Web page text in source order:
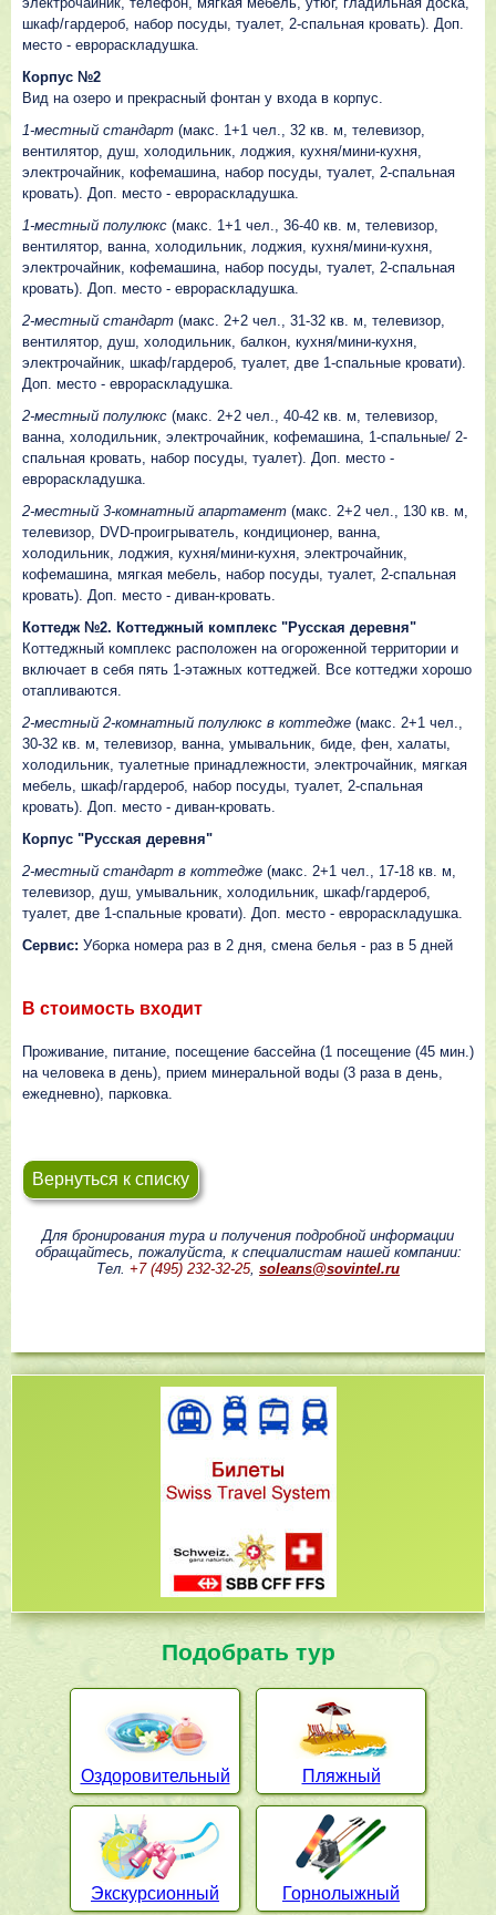
шкаф/гардероб, набор посуды, туалет, 2-спальная кровать). Доп.
место - еврораскладушка.
Корпус №2
Вид на озеро и прекрасный фонтан у входа в корпус.
1-местный стандарт (макс. 1+1 чел., 32 кв. м, телевизор,
вентилятор, душ, холодильник, лоджия, кухня/мини-кухня,
электрочайник, кофемашина, набор посуды, туалет, 2-спальная
кровать). Доп. место - еврораскладушка.
1-местный полулюкс (макс. 1+1 чел., 36-40 кв. м, телевизор,
вентилятор, ванна, холодильник, лоджия, кухня/мини-кухня,
электрочайник, кофемашина, набор посуды, туалет, 2-спальная
кровать). Доп. место - еврораскладушка.
2-местный стандарт (макс. 2+2 чел., 31-32 кв. м, телевизор,
вентилятор, душ, холодильник, балкон, кухня/мини-кухня,
электрочайник, шкаф/гардероб, туалет, две 1-спальные кровати).
Доп. место - еврораскладушка.
2-местный полулюкс (макс. 2+2 чел., 40-42 кв. м, телевизор,
ванна, холодильник, электрочайник, кофемашина, 1-спальные/ 2-
спальная кровать, набор посуды, туалет). Доп. место -
еврораскладушка.
2-местный 3-комнатный апартамент (макс. 2+2 чел., 130 кв. м,
телевизор, DVD-проигрыватель, кондиционер, ванна,
холодильник, лоджия, кухня/мини-кухня, электрочайник,
кофемашина, мягкая мебель, набор посуды, туалет, 2-спальная
кровать). Доп. место - диван-кровать.
Коттедж №2. Коттеджный комплекс "Русская деревня"
Коттеджный комплекс расположен на огороженной территории и
включает в себя пять 1-этажных коттеджей. Все коттеджи хорошо
отапливаются.
2-местный 2-комнатный полулюкс в коттедже (макс. 2+1 чел.,
30-32 кв. м, телевизор, ванна, умывальник, биде, фен, халаты,
холодильник, туалетные принадлежности, электрочайник, мягкая
мебель, шкаф/гардероб, набор посуды, туалет, 2-спальная
кровать). Доп. место - диван-кровать.
Корпус "Русская деревня"
2-местный стандарт в коттедже (макс. 2+1 чел., 17-18 кв. м,
телевизор, душ, умывальник, холодильник, шкаф/гардероб,
туалет, две 1-спальные кровати). Доп. место - еврораскладушка.
Сервис: Уборка номера раз в 2 дня, смена белья - раз в 5 дней
В стоимость входит
Проживание, питание, посещение бассейна (1 посещение (45 мин.)
на человека в день), прием минеральной воды (3 раза в день,
ежедневно), парковка.
Вернуться к списку
Для бронирования тура и получения подробной информации
обращайтесь, пожалуйста, к специалистам нашей компании:
Тел. +7 (495) 232-32-25, soleans@sovintel.ru
Подобрать тур
Оздоровительный Пляжный
Экскурсионный Горнолыжный